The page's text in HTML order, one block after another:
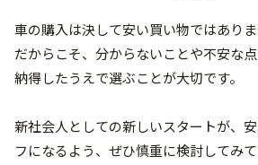
車の購入は決して安い買い物ではありま
だからこそ、分からないことや不安な点
納得したうえで選ぶことが大切です。
新社会人としての新しいスタートが、
フになるよう、ぜひ慎重に検討してみて